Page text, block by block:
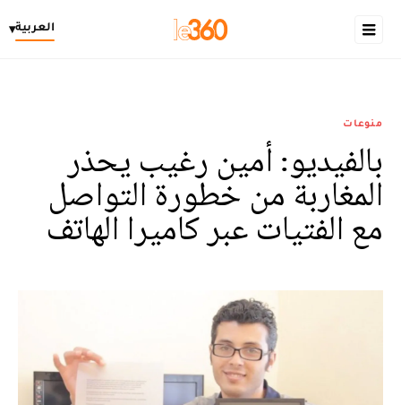
العربية▾
منوعات
بالفيديو: أمين رغيب يحذر
المغاربة من خطورة التواصل
مع الفتيات عبر كاميرا الهاتف